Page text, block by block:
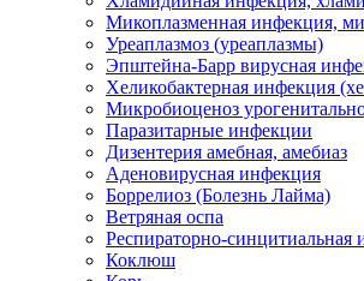
Микоплазменная инфекция,
Уреаплазмоз (уреаплазмы)
Эпштейна-Барр вирусная
Хеликобактерная инфекция
Микробиоценоз
Паразитарные инфекции
Дизентерия амебная, амебиаз
Аденовирусная инфекция
Боррелиоз (Болезнь Лайма)
Ветряная оспа
Респираторно-синцитиальная
Коклюш